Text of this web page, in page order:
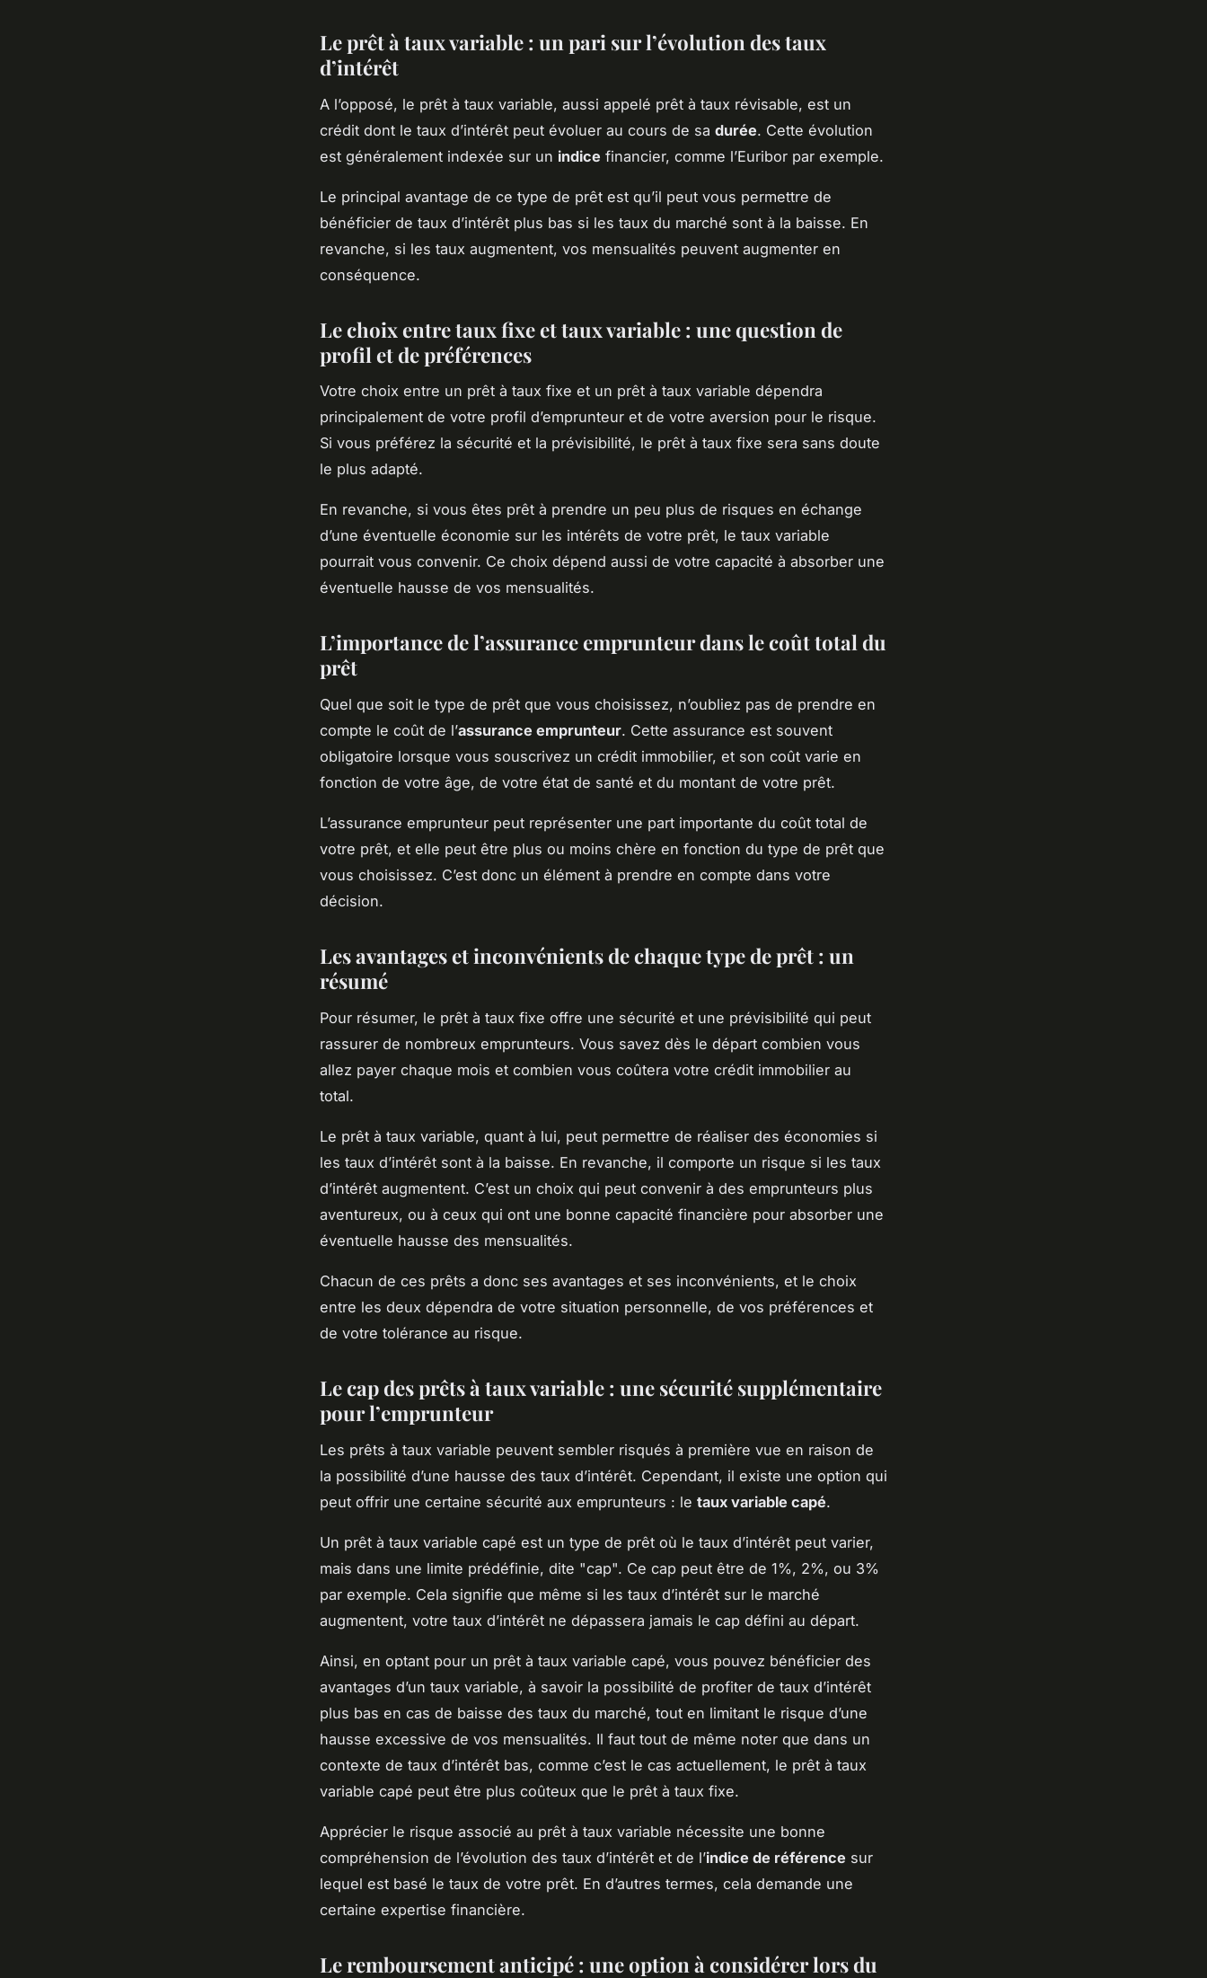
Le prêt à taux variable : un pari sur l’évolution des taux
d’intérêt
A l’opposé, le prêt à taux variable, aussi appelé prêt à taux révisable, est un
crédit dont le taux d’intérêt peut évoluer au cours de sa durée. Cette évolution
est généralement indexée sur un indice financier, comme l’Euribor par exemple.
Le principal avantage de ce type de prêt est qu’il peut vous permettre de
bénéficier de taux d’intérêt plus bas si les taux du marché sont à la baisse. En
revanche, si les taux augmentent, vos mensualités peuvent augmenter en
conséquence.
Le choix entre taux fixe et taux variable : une question de
profil et de préférences
Votre choix entre un prêt à taux fixe et un prêt à taux variable dépendra
principalement de votre profil d’emprunteur et de votre aversion pour le risque.
Si vous préférez la sécurité et la prévisibilité, le prêt à taux fixe sera sans doute
le plus adapté.
En revanche, si vous êtes prêt à prendre un peu plus de risques en échange
d’une éventuelle économie sur les intérêts de votre prêt, le taux variable
pourrait vous convenir. Ce choix dépend aussi de votre capacité à absorber une
éventuelle hausse de vos mensualités.
L’importance de l’assurance emprunteur dans le coût total du
prêt
Quel que soit le type de prêt que vous choisissez, n’oubliez pas de prendre en
compte le coût de l’assurance emprunteur. Cette assurance est souvent
obligatoire lorsque vous souscrivez un crédit immobilier, et son coût varie en
fonction de votre âge, de votre état de santé et du montant de votre prêt.
L’assurance emprunteur peut représenter une part importante du coût total de
votre prêt, et elle peut être plus ou moins chère en fonction du type de prêt que
vous choisissez. C’est donc un élément à prendre en compte dans votre
décision.
Les avantages et inconvénients de chaque type de prêt : un
résumé
Pour résumer, le prêt à taux fixe offre une sécurité et une prévisibilité qui peut
rassurer de nombreux emprunteurs. Vous savez dès le départ combien vous
allez payer chaque mois et combien vous coûtera votre crédit immobilier au
total.
Le prêt à taux variable, quant à lui, peut permettre de réaliser des économies si
les taux d’intérêt sont à la baisse. En revanche, il comporte un risque si les taux
d’intérêt augmentent. C’est un choix qui peut convenir à des emprunteurs plus
aventureux, ou à ceux qui ont une bonne capacité financière pour absorber une
éventuelle hausse des mensualités.
Chacun de ces prêts a donc ses avantages et ses inconvénients, et le choix
entre les deux dépendra de votre situation personnelle, de vos préférences et
de votre tolérance au risque.
Le cap des prêts à taux variable : une sécurité supplémentaire
pour l’emprunteur
Les prêts à taux variable peuvent sembler risqués à première vue en raison de
la possibilité d’une hausse des taux d’intérêt. Cependant, il existe une option qui
peut offrir une certaine sécurité aux emprunteurs : le taux variable capé.
Un prêt à taux variable capé est un type de prêt où le taux d’intérêt peut varier,
mais dans une limite prédéfinie, dite "cap". Ce cap peut être de 1%, 2%, ou 3%
par exemple. Cela signifie que même si les taux d’intérêt sur le marché
augmentent, votre taux d’intérêt ne dépassera jamais le cap défini au départ.
Ainsi, en optant pour un prêt à taux variable capé, vous pouvez bénéficier des
avantages d’un taux variable, à savoir la possibilité de profiter de taux d’intérêt
plus bas en cas de baisse des taux du marché, tout en limitant le risque d’une
hausse excessive de vos mensualités. Il faut tout de même noter que dans un
contexte de taux d’intérêt bas, comme c’est le cas actuellement, le prêt à taux
variable capé peut être plus coûteux que le prêt à taux fixe.
Apprécier le risque associé au prêt à taux variable nécessite une bonne
compréhension de l’évolution des taux d’intérêt et de l’indice de référence sur
lequel est basé le taux de votre prêt. En d’autres termes, cela demande une
certaine expertise financière.
Le remboursement anticipé : une option à considérer lors du